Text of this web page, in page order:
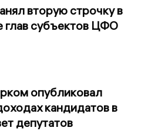
вторую строчку в
глав субъектов ЦФО
опубликовал
кандидатов в
депутатов